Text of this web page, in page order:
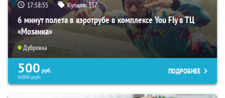
17:58:54 Купили:357
6 минут полета в аэротрубе в комплексе You Fly в ТЦ
«Мозаика»
Дубровка
500 руб.
5000руб.
ПОДРОБНЕЕ